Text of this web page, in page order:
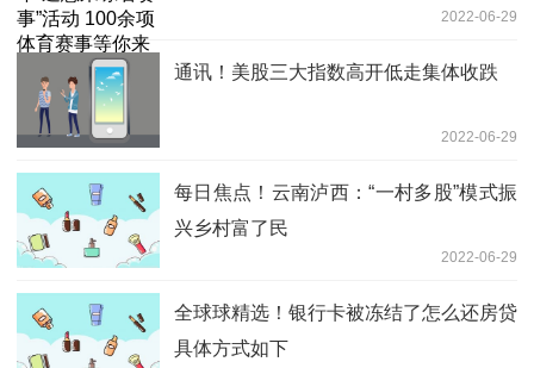
2022-06-29
通讯！美股三大指数高开低走集体收跌
2022-06-29
每日焦点！云南泸西：“一村多股”模式振
兴乡村富了民
2022-06-29
全球球精选！银行卡被冻结了怎么还房贷
具体方式如下